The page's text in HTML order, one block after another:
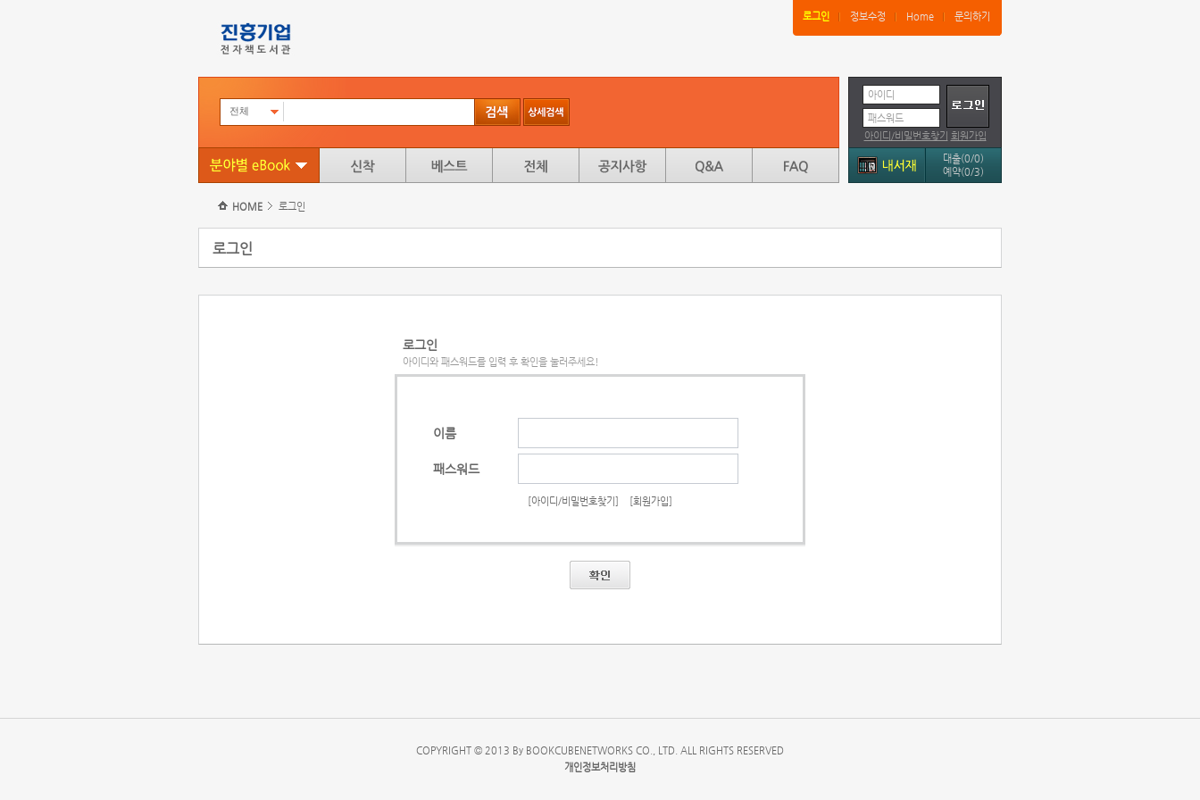
로그인 정보수정 Home 문의하기
전체
아이디
패스워드
아이디/비밀번호찾기 회원가입
대출(0/0)
예약(0/3)
HOME 로그인
로그인
로그인
아이디와 패스워드를 입력 후 확인을 눌러주세요!
이름
패스워드
[아이디/비밀번호찾기] [회원가입]
COPYRIGHT © 2013 By BOOKCUBENETWORKS CO., LTD. ALL RIGHTS RESERVED
개인정보처리방침